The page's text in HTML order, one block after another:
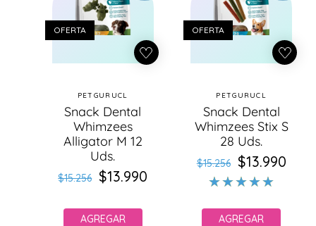
OFERTA
Proveedor:
PETGURUCL
Snack Dental
Whimzees
Alligator M 12
Uds.
Precio
$15.256
Precio
oferta
$13.990
AGREGAR
OFERTA
Proveedor:
PETGURUCL
Snack Dental
Whimzees Stix S
28 Uds.
Precio
habitual
$15.256
Precio
de
$13.990
AGREGAR